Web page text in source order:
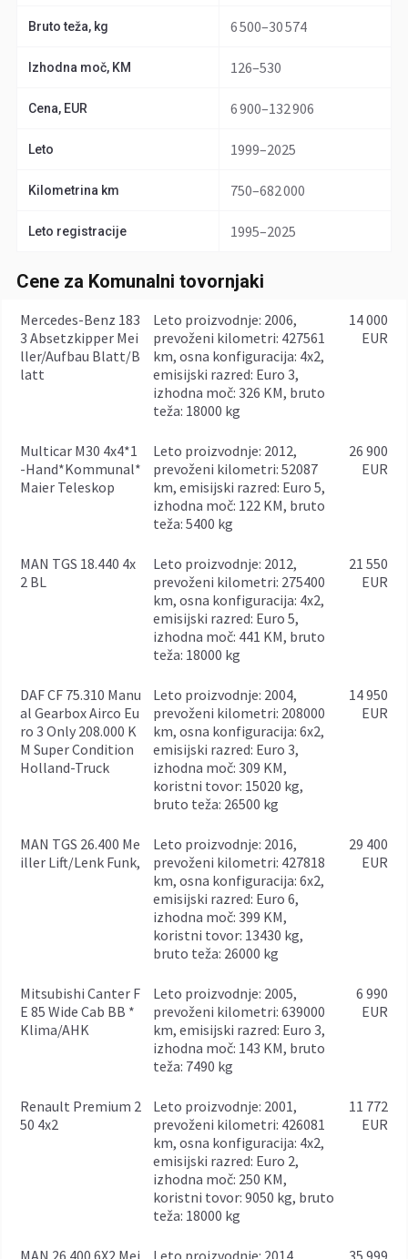
Bruto teža, kg 6 500–30 574
Izhodna moč, KM 126–530
Cena, EUR 6 900–132 906
Leto 1999–2025
Kilometrina km 750–682 000
Leto registracije 1995–2025
Cene za Komunalni tovornjaki
Mercedes-Benz 183
3 Absetzkipper Mei
ller/Aufbau Blatt/B
latt
leto proizvodnje: 2006,
prevoženi kilometri: 427561
km, osna konfiguracija: 4x2,
emisijski razred: Euro 3,
izhodna moč: 326 KM, bruto
teža: 18000 kg
14 000
EUR
Multicar M30 4x4*1
-Hand*Kommunal*
Maier Teleskop
leto proizvodnje: 2012,
prevoženi kilometri: 52087
km, emisijski razred: Euro 5,
izhodna moč: 122 KM, bruto
teža: 5400 kg
26 900
EUR
MAN TGS 18.440 4x
2 BL
leto proizvodnje: 2012,
prevoženi kilometri: 275400
km, osna konfiguracija: 4x2,
emisijski razred: Euro 5,
izhodna moč: 441 KM, bruto
teža: 18000 kg
21 550
EUR
DAF CF 75.310 Manu
al Gearbox Airco Eu
ro 3 Only 208.000 K
M Super Condition
Holland-Truck
leto proizvodnje: 2004,
prevoženi kilometri: 208000
km, osna konfiguracija: 6x2,
emisijski razred: Euro 3,
izhodna moč: 309 KM,
koristni tovor: 15020 kg,
bruto teža: 26500 kg
14 950
EUR
MAN TGS 26.400 Me
iller Lift/Lenk Funk,
leto proizvodnje: 2016,
prevoženi kilometri: 427818
km, osna konfiguracija: 6x2,
emisijski razred: Euro 6,
izhodna moč: 399 KM,
koristni tovor: 13430 kg,
bruto teža: 26000 kg
29 400
EUR
Mitsubishi Canter F
E 85 Wide Cab BB *
Klima/AHK
leto proizvodnje: 2005,
prevoženi kilometri: 639000
km, emisijski razred: Euro 3,
izhodna moč: 143 KM, bruto
teža: 7490 kg
6 990
EUR
Renault Premium 2
50 4x2
leto proizvodnje: 2001,
prevoženi kilometri: 426081
km, osna konfiguracija: 4x2,
emisijski razred: Euro 2,
izhodna moč: 250 KM,
koristni tovor: 9050 kg, bruto
teža: 18000 kg
11 772
EUR
MAN 26.400 6X2 Mei leto proizvodnje: 2014, 35 999